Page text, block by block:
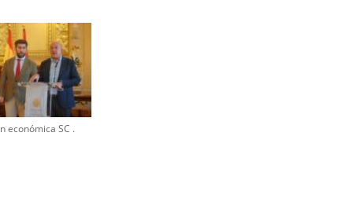
económica SC .